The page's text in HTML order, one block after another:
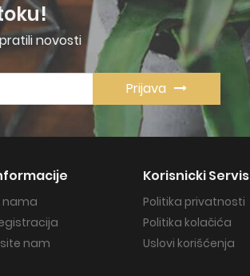
novosti
Prijava
nama
nam
Korisnicki Servis
Politika privatnosti
Politika kolačića
Uslovi korišćenja